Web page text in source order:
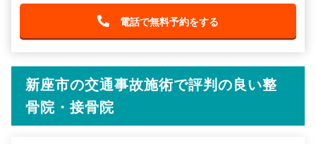
電話で無料予約をする
新座市の交通事故施術で評判の良い整
骨院・接骨院